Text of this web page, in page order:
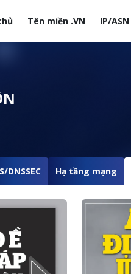
Tên miền .VN IP/ASN
website
DNSSEC Hạ tầng mạng